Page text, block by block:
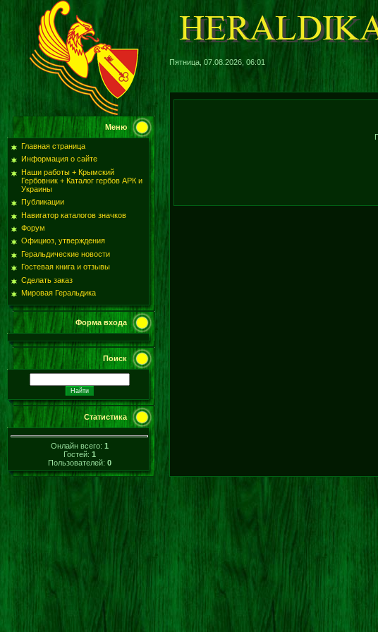
Пятница, 07.08.2026, 06:01
Меню
Главная страница
Информация о сайте
Наши работы + Крымский
Гербовник + Каталог гербов АРК и
Украины
Публикации
Навигатор каталогов значков
Форум
Официоз, утверждения
Геральдические новости
Гостевая книга и отзывы
Сделать заказ
Мировая Геральдика
Форма входа
Поиск
Статистика
Онлайн всего: 1
Гостей: 1
Пользователей: 0